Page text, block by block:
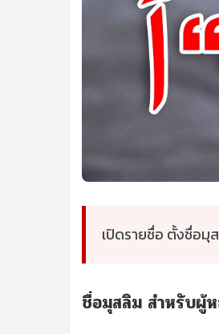
เปิดรายชื่อ ตั้งชื่อ